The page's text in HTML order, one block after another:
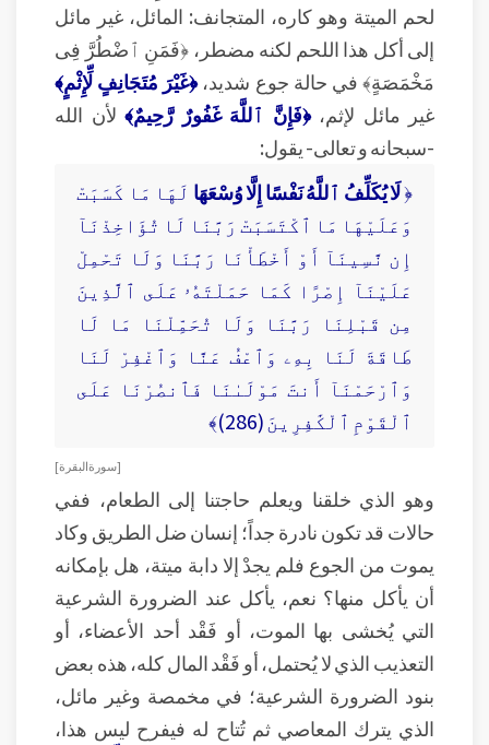
لحم الميتة وهو كاره، المتجانف: المائل، غير مائل
إلى أكل هذا اللحم لكنه مضطر، ﴿فَمَنِ ٱضْطُرَّ فِى
مَخْمَصَةٍ﴾ في حالة جوع شديد،﴿غَيْرَ مُتَجَانِفٍ لِّإِثْمٍ﴾
غير مائل لإثم، ﴿فَإِنَّ ٱللَّهَ غَفُورٌ رَّحِيمٌ﴾ لأن الله
-سبحانه و تعالى- يقول:
﴿لَا يُكَلِّفُ ٱللَّهُ نَفْسًا إِلَّا وُسْعَهَا لَهَا مَا كَسَبَتْ
وَعَلَيْهَا مَا ٱكْتَسَبَتْ رَبَّنَا لَا تُؤَاخِذْنَآ
إِن نَّسِينَآ أَوْ أَخْطَأْنَا رَبَّنَا وَلَا تَحْمِلْ
عَلَيْنَآ إِصْرًا كَمَا حَمَلْتَهُۥ عَلَى ٱلَّذِينَ
مِن قَبْلِنَا رَبَّنَا وَلَا تُحَمِّلْنَا مَا لَا
طَاقَةَ لَنَا بِهِۦ وَٱعْفُ عَنَّا وَٱغْفِرْ لَنَا
وَٱرْحَمْنَآ أَنتَ مَوْلَىٰنَا فَٱنصُرْنَا عَلَى
ٱلْقَوْمِ ٱلْكَٰفِرِينَ (286)﴾
[ سورة البقرة ]
وهو الذي خلقنا ويعلم حاجتنا إلى الطعام، ففي
حالات قد تكون نادرة جداً؛ إنسان ضل الطريق وكاد
يموت من الجوع فلم يجدْ إلا دابة ميتة، هل بإمكانه
أن يأكل منها؟ نعم، يأكل عند الضرورة الشرعية
التي يُخشى بها الموت، أو فَقْد أحد الأعضاء، أو
التعذيب الذي لا يُحتمل، أو فَقْد المال كله، هذه بعض
بنود الضرورة الشرعية؛ في مخمصة وغير مائل،
الذي يترك المعاصي ثم تُتاح له فيفرح ليس هذا،